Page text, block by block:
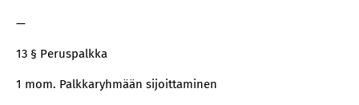
—
13 § Peruspalkka
1 mom. Palkkaryhmään sijoittaminen